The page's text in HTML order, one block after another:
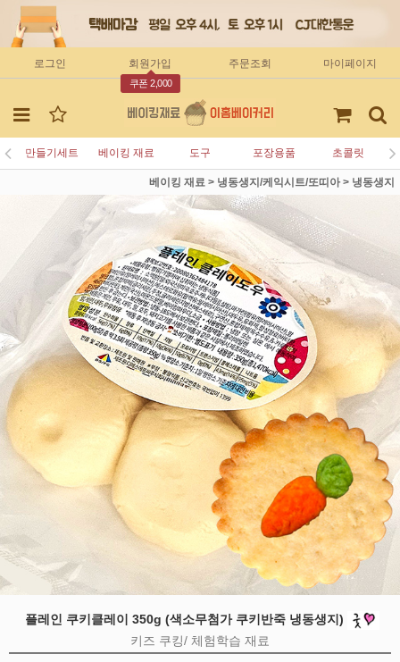
로그인 회원가입
쿠폰 2,000
주문조회 마이페이지
만들기세트 베이킹 재료 도구 포장용품 초콜릿
베이킹 재료 > 냉동생지/케익시트/또띠아> 냉동생지
플레인 쿠키클레이 350g (색소무첨가 쿠키반죽 냉동생지)
키즈 쿠킹/ 체험학습 재료